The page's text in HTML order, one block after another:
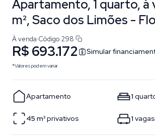
Apartamento, 1 quarto, à
m², Saco dos Limões -
À venda·Código 298
R$ 693.172 Simular
*Valores podem variar.
Apartamento 1
45 m²privativos 1 vagas